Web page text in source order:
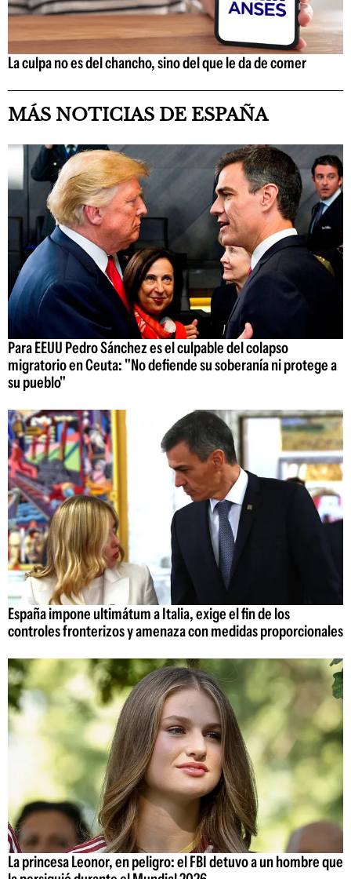
La culpa no es del chancho, sino del que le da de comer
MÁS NOTICIAS DE ESPAÑA
Para EEUU Pedro Sánchez es el culpable del colapso
migratorio en Ceuta: "No defiende su soberanía ni protege a
su pueblo"
España impone ultimátum a Italia, exige el fin de los
controles fronterizos y amenaza con medidas proporcionales
La princesa Leonor, en peligro: el FBI detuvo a un hombre que